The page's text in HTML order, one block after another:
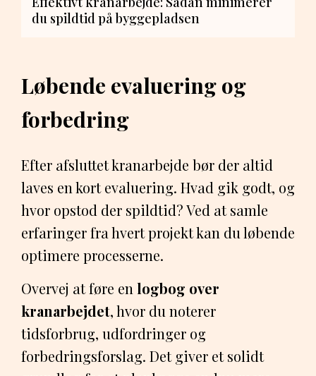
du spildtid på byggepladsen
Løbende evaluering og
forbedring
Efter afsluttet kranarbejde bør der altid
laves en kort evaluering. Hvad gik godt, og
hvor opstod der spildtid? Ved at samle
erfaringer fra hvert projekt kan du løbende
optimere processerne.
Overvej at føre en logbog over
kranarbejdet, hvor du noterer
tidsforbrug, udfordringer og
forbedringsforslag. Det giver et solidt